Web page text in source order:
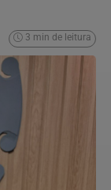
3 min de leitura